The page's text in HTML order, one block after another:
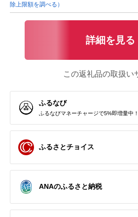
除上限額を調べる）
詳細を見る
この返礼品の取扱い
ふるなび
ふるなびマネーチャージで5%即増量中！
ふるさとチョイス
ANAのふるさと納税